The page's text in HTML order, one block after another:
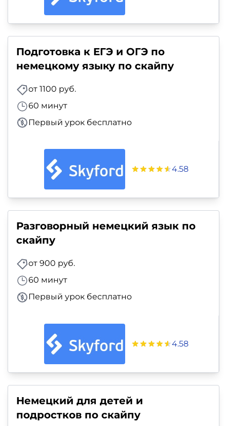
Подготовка к ЕГЭ и ОГЭ по
немецкому языку по скайпу
от 1100 руб.
60 минут
Первый урок бесплатно
4.58
Разговорный немецкий язык по
скайпу
от 900 руб.
60 минут
Первый урок бесплатно
4.58
Немецкий для детей и
подростков по скайпу